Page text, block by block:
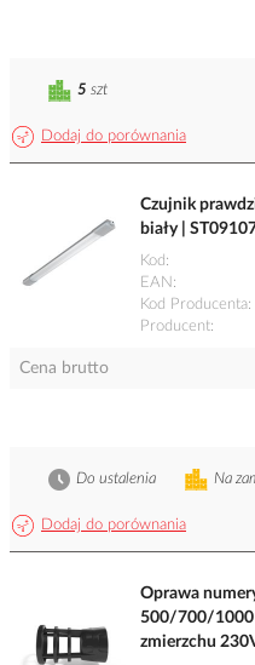
Dodaj do porównania
5 szt
Czujnik
biały |
Kod
EAN
Kod Producenta
Producent
Cena brutto
Dodaj do porównania
Na
Do ustalenia
Oprawa
500/700/1000
zmierzchu